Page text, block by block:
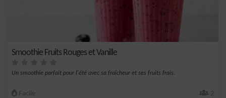
Smoothie Fruits Rouges et Vanille
Un smoothie parfait pour l'été avec sa fraîcheur et ses fruits frais.
Facile 2